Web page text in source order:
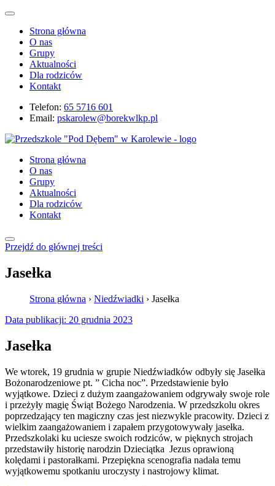
Strona główna
O nas
Grupy
Aktualności
Dla rodziców
Kontakt
Telefon: 65 5716 601
Email: pskarolew@borekwlkp.pl
Strona główna
O nas
Grupy
Aktualności
Dla rodziców
Kontakt
Przejdź do głównej treści
Jasełka
Strona główna › Niedźwiadki › Jasełka
Data publikacji: 20 grudnia 2023
Jasełka
We wtorek, 19 grudnia w grupie Niedźwiadków odbyły się Jasełka
Bożonarodzeniowe pt. ” Cicha noc”. Przedstawienie było
wyjątkowe. Dzieci z dużym zaangażowaniem odgrywały swoje role
i przeżyły magię Świąt Bożego Narodzenia. W przedszkolu okres
poprzedzający ten magiczny czas jest niezwykle pracowity. Dzieci z
wielkim zaangażowaniem i zapałem przygotowywały jasełka.
Przedszkolaki ku uciesze swoich rodziców, w pięknych strojach
przedstawiły historię narodzin Dzieciątka Jezus oprawioną
kolędami i pastorałkami. Przepiękna scenografia nadała temu
wyjątkowemu spotkaniu uroczysty i nastrojowy klimat.